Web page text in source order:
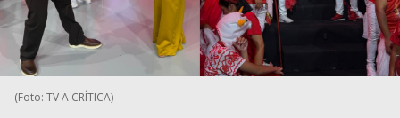
(Foto: TV A CRÍTICA)